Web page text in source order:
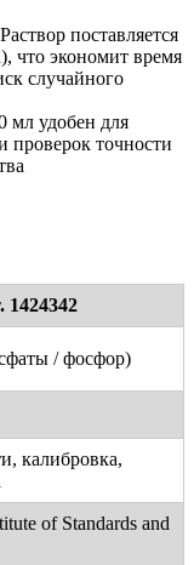
Раствор поставляется
что экономит время
случайного
мл удобен для
проверок точности
1424342
/ фосфор)
калибровка,
of Standards and